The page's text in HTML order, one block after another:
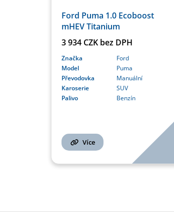
Ford Puma 1.0 Ecoboost
mHEV Titanium
3 934 CZK bez DPH
Značka
Ford
Model
Puma
Převodovka
Manuální
Karoserie
SUV
Palivo
Benzín
Více